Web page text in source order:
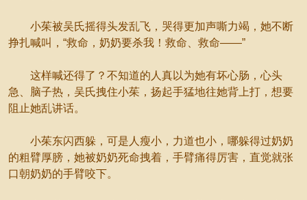
小茱被吴氏摇得头发乱飞，哭得更加声嘶力竭，她不断
挣扎喊叫，“救命，奶奶要杀我！救命、救命——”
这样喊还得了？不知道的人真以为她有坏心肠，心头
急、脑子热，吴氏拽住小茱，扬起手猛地往她背上打，想要
阻止她乱讲话。
小茱东闪西躲，可是人瘦小，力道也小，哪躲得过奶奶
的粗臂厚膀，她被奶奶死命拽着，手臂痛得厉害，直觉就张
口朝奶奶的手臂咬下。